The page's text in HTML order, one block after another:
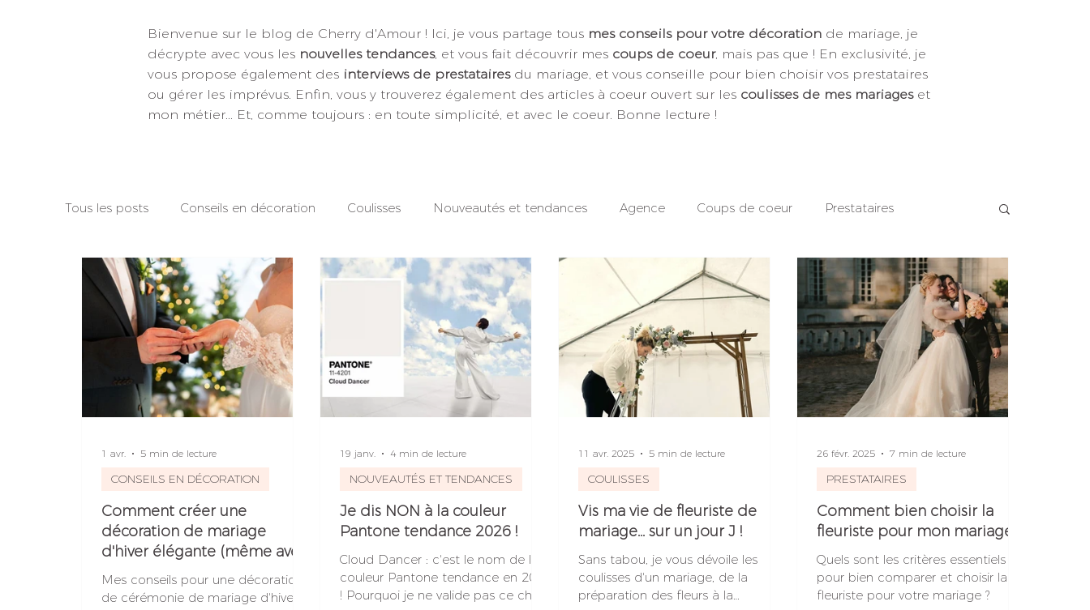
Bienvenue sur le blog de Cherry d'Amour ! Ici, je vous partage tous mes conseils pour votre décoration de mariage, je
décrypte avec vous les nouvelles tendances, et vous fait découvrir mes coups de coeur, mais pas que ! En exclusivité, je
vous propose également des interviews de prestatairesdu mariage, et vous conseille pour bien choisir vos prestataires
ou gérer les imprévus. Enfin, vous y trouverez également des articles à coeur ouvert sur les coulisses de mes mariageset
mon métier... Et, comme toujours : en toute simplicité, et avec le coeur. Bonne lecture !
Tous les posts Conseils en décoration Coulisses Nouveautés et tendances Agence Coups de coeur Prestataires
Conseils en organisation Mise en beauté
Comment créer une
décoration de mariage
d'hiver élégante (même avec
un petit budget) ?
Mes conseils pour une décoration
de cérémonie de mariage d'hiver
CONSEILS EN DÉCORATION
1 avr. 5 min de lecture
Je dis NON à la couleur
Pantone tendance 2026 !
Cloud Dancer : c'est le nom de la
couleur Pantone tendance en 2026
! Pourquoi je ne valide pas ce choix
NOUVEAUTÉS ET TENDANCES
19 janv. 4 min de lecture
Vis ma vie de fleuriste de
mariage... sur un jour J !
Sans tabou, je vous dévoile les
coulisses d'un mariage, de la
préparation des fleurs à la
COULISSES
11 avr. 2025 5 min de lecture
Comment bien choisir la
fleuriste pour mon mariage ?
Quels sont les critères essentiels
pour bien comparer et choisir la
fleuriste pour votre mariage ?
PRESTATAIRES
26 févr. 2025 7 min de lecture